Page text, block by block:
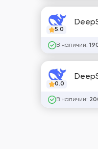
5.0
В наличии:
0.0
В наличии: